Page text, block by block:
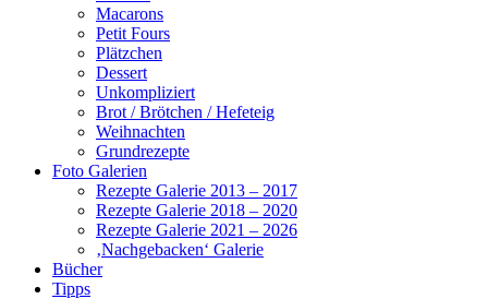
Macarons
Petit Fours
Plätzchen
Dessert
Unkompliziert
Brot / Brötchen / Hefeteig
Weihnachten
Grundrezepte
Foto Galerien
Rezepte Galerie 2013 – 2017
Rezepte Galerie 2018 – 2020
Rezepte Galerie 2021 – 2026
‚Nachgebacken‘ Galerie
Bücher
Tipps